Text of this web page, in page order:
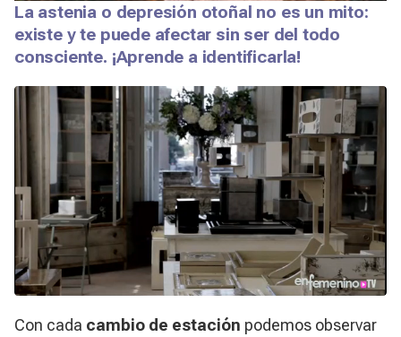
La astenia o depresión otoñal no es un mito:
existe y te puede afectar sin ser del todo
consciente. ¡Aprende a identificarla!
Con cada cambio de estación podemos observar